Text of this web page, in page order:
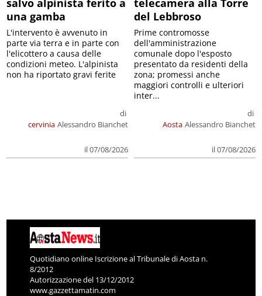
salvo alpinista ferito a
una gamba
cervinia
di
Alessandro Bianchet
il 07/08/2026
L'intervento è avvenuto in
parte via terra e in parte con
l'elicottero a causa delle
condizioni meteo. L'alpinista
non ha riportato gravi ferite
telecamera alla Torre
del Lebbroso
Aosta
di
Alessandro Bianchet
il 07/08/2026
Prime contromosse
dell'amministrazione
comunale dopo l'esposto
presentato da residenti della
zona; promessi anche
maggiori controlli e ulteriori
inter...
Quotidiano online Iscrizione al Tribunale di Aosta n.
8/2012
Autorizzazione del 13/12/2012
www.gazzettamatin.com